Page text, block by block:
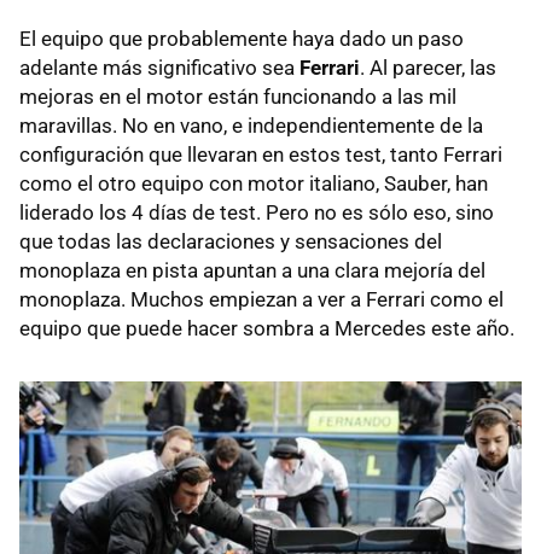
El equipo que probablemente haya dado un paso
adelante más significativo sea Ferrari. Al parecer, las
mejoras en el motor están funcionando a las mil
maravillas. No en vano, e independientemente de la
configuración que llevaran en estos test, tanto Ferrari
como el otro equipo con motor italiano, Sauber, han
liderado los 4 días de test. Pero no es sólo eso, sino
que todas las declaraciones y sensaciones del
monoplaza en pista apuntan a una clara mejoría del
monoplaza. Muchos empiezan a ver a Ferrari como el
equipo que puede hacer sombra a Mercedes este año.